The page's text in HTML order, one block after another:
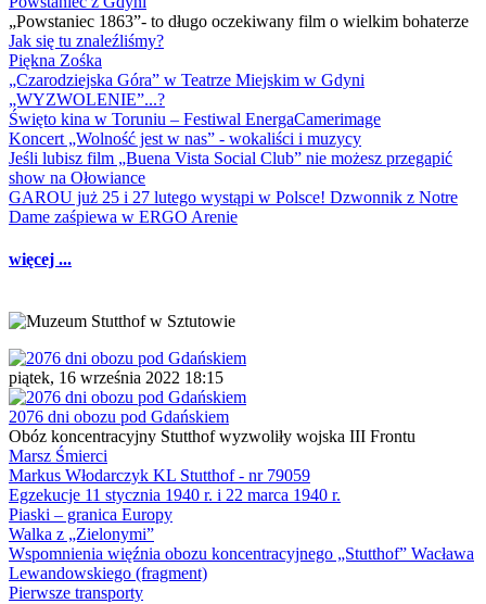
„Powstaniec 1863”- to długo oczekiwany film o wielkim bohaterze
Jak się tu znaleźliśmy?
Piękna Zośka
„Czarodziejska Góra” w Teatrze Miejskim w Gdyni
„WYZWOLENIE”...?
Święto kina w Toruniu – Festiwal EnergaCamerimage
Koncert „Wolność jest w nas” - wokaliści i muzycy
Jeśli lubisz film „Buena Vista Social Club” nie możesz przegapić
show na Ołowiance
GAROU już 25 i 27 lutego wystąpi w Polsce! Dzwonnik z Notre
Dame zaśpiewa w ERGO Arenie
więcej ...
piątek, 16 września 2022 18:15
2076 dni obozu pod Gdańskiem
Obóz koncentracyjny Stutthof wyzwoliły wojska III Frontu
Marsz Śmierci
Markus Włodarczyk KL Stutthof - nr 79059
Egzekucje 11 stycznia 1940 r. i 22 marca 1940 r.
Piaski – granica Europy
Walka z „Zielonymi”
Wspomnienia więźnia obozu koncentracyjnego „Stutthof” Wacława
Lewandowskiego (fragment)
Pierwsze transporty